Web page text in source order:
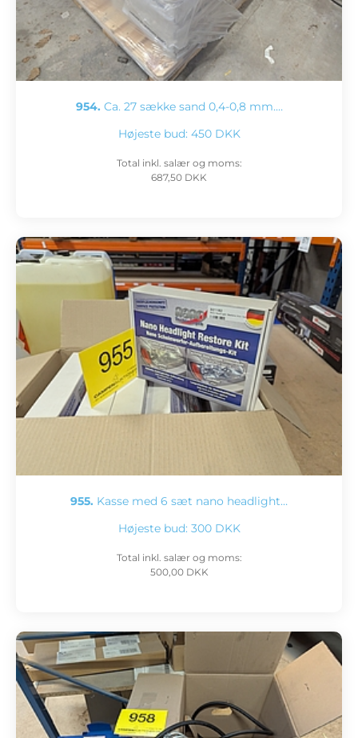
954. Ca. 27 sække sand 0,4-0,8 mm.…
Højeste bud: 450 DKK
Total inkl. salær og moms:
687,50 DKK
955. Kasse med 6 sæt nano headlight…
Højeste bud: 300 DKK
Total inkl. salær og moms:
500,00 DKK